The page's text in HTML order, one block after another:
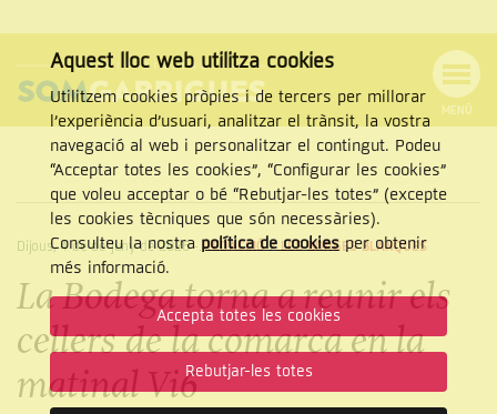
NAVEGACIÓ
MENÚ
Cercar
Dijous, 4 de de juny de 2026-REDACCIÓ /LES BORGES BLANQUES
La Bodega torna a reunir els
cellers de la comarca en la
matinal Vi6
Aquest lloc web utilitza cookies
Utilitzem cookies pròpies i de tercers per millorar
l’experiència d’usuari, analitzar el trànsit, la vostra
navegació al web i personalitzar el contingut. Podeu
“Acceptar totes les cookies”, “Configurar les cookies”
que voleu acceptar o bé “Rebutjar-les totes” (excepte
les cookies tècniques que són necessàries).
Consulteu la nostra política de cookiesper obtenir
més informació.
Accepta totes les cookies
Rebutjar-les totes